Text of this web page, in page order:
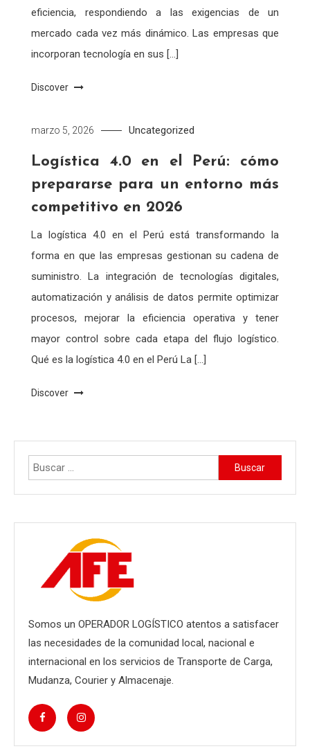
eficiencia, respondiendo a las exigencias de un
mercado cada vez más dinámico. Las empresas que
incorporan tecnología en sus […]
Discover
marzo 5, 2026 Uncategorized
Logística 4.0 en el Perú: cómo
prepararse para un entorno más
competitivo en 2026
La logística 4.0 en el Perú está transformando la
forma en que las empresas gestionan su cadena de
suministro. La integración de tecnologías digitales,
automatización y análisis de datos permite optimizar
procesos, mejorar la eficiencia operativa y tener
mayor control sobre cada etapa del flujo logístico.
Qué es la logística 4.0 en el Perú La […]
Discover
Buscar:
Somos un OPERADOR LOGÍSTICO atentos a satisfacer
las necesidades de la comunidad local, nacional e
internacional en los servicios de Transporte de Carga,
Mudanza, Courier y Almacenaje.